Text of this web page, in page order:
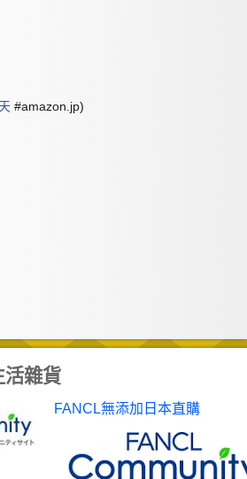
#amazon.jp)
活雜貨
FANCL無添加日本直購